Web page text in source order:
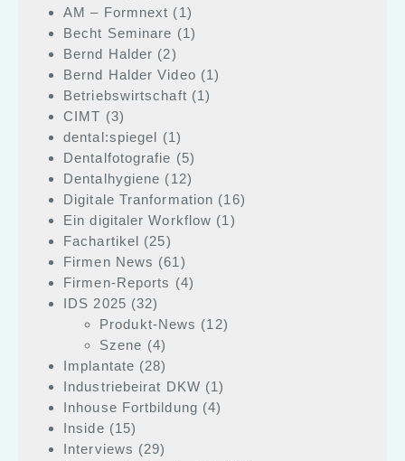
AM – Formnext (1)
Becht Seminare (1)
Bernd Halder (2)
Bernd Halder Video (1)
Betriebswirtschaft (1)
CIMT (3)
dental:spiegel (1)
Dentalfotografie (5)
Dentalhygiene (12)
Digitale Tranformation (16)
Ein digitaler Workflow (1)
Fachartikel (25)
Firmen News (61)
Firmen-Reports (4)
IDS 2025 (32)
Produkt-News (12)
Szene (4)
Implantate (28)
Industriebeirat DKW (1)
Inhouse Fortbildung (4)
Inside (15)
Interviews (29)